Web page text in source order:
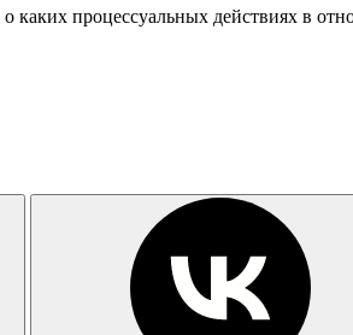
каких процессуальных действиях в